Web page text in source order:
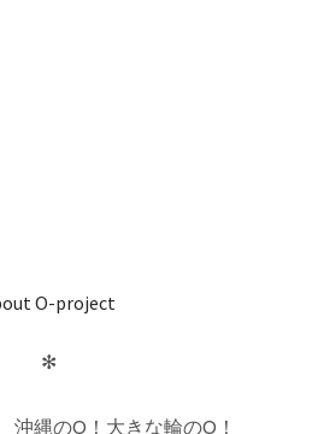
O-project
✻
沖縄のO！大きな輪のO！